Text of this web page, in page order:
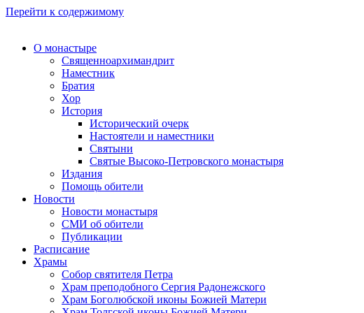
Перейти к содержимому
О монастыре
Священноархимандрит
Наместник
Братия
Хор
История
Исторический очерк
Настоятели и наместники
Святыни
Святые Высоко-Петровского монастыря
Издания
Помощь обители
Новости
Новости монастыря
СМИ об обители
Публикации
Расписание
Храмы
Собор святителя Петра
Храм преподобного Сергия Радонежского
Храм Боголюбской иконы Божией Матери